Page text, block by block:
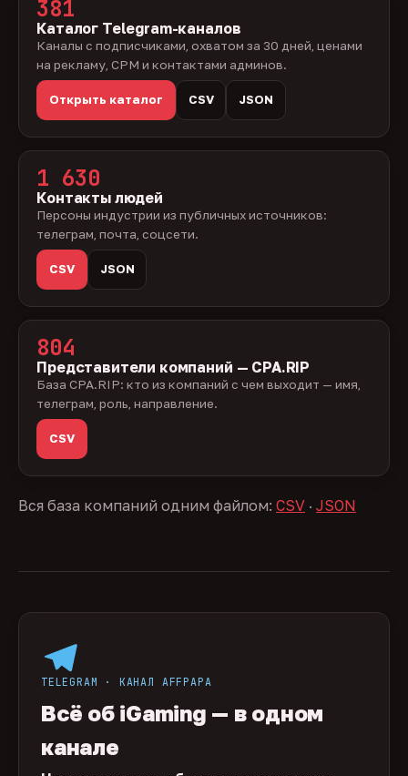
381
Каталог Telegram-каналов
Каналы с подписчиками, охватом за 30 дней, ценами
на рекламу, CPM и контактами админов.
Открыть каталог CSV JSON
1 630
Контакты людей
Персоны индустрии из публичных источников:
телеграм, почта, соцсети.
CSV JSON
804
Представители компаний — CPA.RIP
База CPA.RIP: кто из компаний с чем выходит — имя,
телеграм, роль, направление.
CSV
Вся база компаний одним файлом: CSV · JSON
TELEGRAM · КАНАЛ AFFPAPA
Всё об iGaming — в одном
канале